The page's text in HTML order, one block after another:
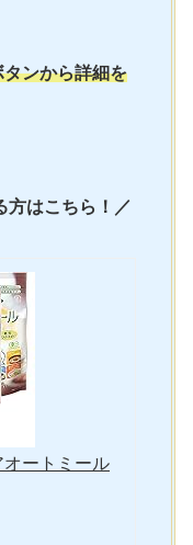
タンから詳細を
方はこちら！／
オートミール